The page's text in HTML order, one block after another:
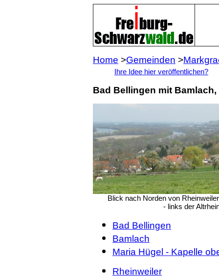
Home >Gemeinden >
Ihre Idee hier veröffentlichen?
Bad Bellingen mit
Blick nach Norden von
- links der
Bad Bellingen
Bamlach
Maria Hügel - Kapelle
Rheinweiler